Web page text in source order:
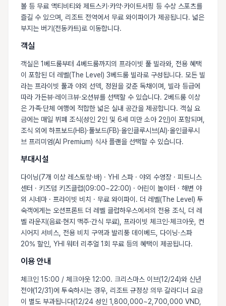
볼 등 무료 액티비티와 제트스키·카약·카이트서핑 등 수상 스포츠를
즐길 수 있으며, 리조트 전역에서 무료 와이파이가 제공됩니다. 넓은
부지는 버기(전동카트)로 이동합니다.
객실
객실은 1베드룸부터 4베드룸까지의 프라이빗 풀 빌라와, 전용 혜택
이 포함된 더 레벨(The Level) 3베드룸 빌라로 구성됩니다. 모든 빌
라는 프라이빗 풀과 야외 선덱, 정원을 갖춘 독채이며, 빌라 등급에
따라 가든뷰·레이크뷰·오션뷰를 선택할 수 있습니다. 2베드룸 이상
은 가족·단체 여행에 적합한 넓은 실내 공간을 제공합니다. 객실 요
금에는 매일 뷔페 조식(성인 2인 및 6세 미만 소아 2인)이 포함되며,
조식 외에 하프보드(HB)·풀보드(FB)·올인클루시브(AI)·올인클루시
브 프리미엄(AI Premium) 식사 플랜을 선택할 수 있습니다.
부대시설
다이닝(7개 이상 레스토랑·바) · YHI 스파 · 야외 수영장 · 피트니스
센터 · 키즈덤 키즈클럽(09:00~22:00) · 어린이 놀이터 · 해변 야
외 시네마 · 프라이빗 비치 · 무료 와이파이. 더 레벨(The Level) 투
숙객에게는 오션프론트 더 레벨 클럽하우스에서의 전용 조식, 더 레
벨 라운지(음료·현지 맥주·간식 무료), 프라이빗 체크인·체크아웃, 컨
시어지 서비스, 전용 비치 구역과 발리풍 데이베드, 다이닝·스파
20% 할인, YHI 워터 리추얼 1회 무료 등의 혜택이 제공됩니다.
이용 안내
체크인 15:00 / 체크아웃 12:00. 크리스마스 이브(12/24)와 신년
전야(12/31)에 투숙하시는 경우, 리조트 규정상 의무 갈라디너 요금
이 별도 부과됩니다(12/24 성인 1,800,000~2,700,000 VND,